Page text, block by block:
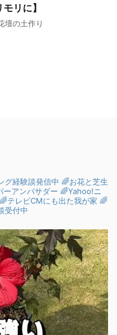
リに】
壇の土作り
グ経験談発信中 🌈お花と芝生
ーアンバサダー 🌈Yahoo!ニ
🌈テレビCMにも出た我が家 🌈
受付中